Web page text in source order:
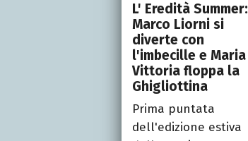
L' Eredità Summer:
Marco Liorni si
diverte con
l'imbecille e Maria
Vittoria floppa la
Ghigliottina
Prima puntata
dell'edizione estiva